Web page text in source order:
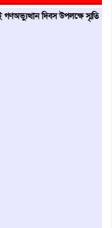
দিবস উপলক্ষে স্মৃতি স্তম্ভে